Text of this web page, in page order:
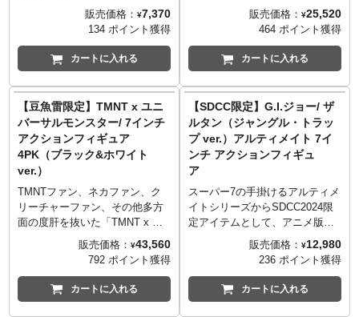
ズアイテムを展開するメーカー
「スーパー7」。スタート当初、
80年前後に企画され幻となって
しまったフィギュアを復活させ
たリ・アクションシリーズ。現
在はオールドフィギュアの風合
いをあえて残し、初立体化を含
む様々なライセンスアイテムを
現代に蘇らせている。まさにセ
ンスの光る"今"注目のメーカ
ー。
インスパイアを受け、現代版に
ブラッシュアップ。懐かしい
1980年代のTOYスタイルとして
アレンジされた、オールド感が
公式でオープニングが公開され
ておりますので、宇宙、サイボ
ーグ、ロックとカオティックな
世界観に漂う80年代感がたまら
ないオープニング映像をぜひ体
験してみてください。
アパレル、ソフビ、フィギュア
などレトロポップなデザイナー
ズアイテムを展開するメーカー
「スーパー7」。スタート当初、
1980年代のTOYスタイルとして
アレンジされた、オールド感が
たまらないカラーも注目です。
公式でオープニングが公開され
ーグ、ロックとカオティックな
世界観に漂う80年代感がたまら
ないオープニング映像をぜひ体
験してみてください。
※スーパー7…
アパレル、ソフビ、フィギュア
ズアイテムを展開するメーカー
「スーパー7」。スタート当初、
80年前後に企画され幻となって
しまったフィギュアを復活させ
ータント・タートルズ：ミュー
タント・パニック！』の続編の
アニメーション『テイルズ・オ
ブ・ザ・ミュータント・タート
ルズ』から、スポーツタイプの
がタートルズフィギュアを古く
から手掛けるプレイメイツか
ら、4.6インチのフィギュアとな
って登場です。『ミュータン
ト・タートルズ：ミュータン
ト・パニック！』版とは異なる
スポーツタイプのバイクにフル
フェイスヘルメット姿のラファ
エロ。バイクはライトが発射す
販売価格： ¥7,370
134 ポイント獲得
カートに入れる
1991年に公開された実写版映画
2作目となる『ミュータント・ニ
ンジャ・タートルズ2』から、本
編には登場しなかったものの当
Returns」で登場したシュレッダ
ーの玉座を立体化！このマニア
ック度高めなアイテムはネカの
タートルズ愛を証明します！ス
クラップで作られた玉座って時
点で最高ですね。
※入荷数の減数などによりご予
約をキャンセル頂く場合や、分
ます。またパッケージは輸送用
となりますため、パッケージに
多少の傷やダメージがある場合
もございます。
販売価格： ¥25,520
464 ポイント獲得
カートに入れる
【豆魚雷限定】TMNT x ユニ
バーサルモンスター/ 7インチ
アクションフィギュア
4PK（ブラック&ホワイト
ver.）
TMNTファン、ネカファン、ク
リーチャーファン、その他多方
面の度肝を抜いた「TMNT x ユ
ニバーサルモンスター」シリー
ズ。なんとユニバーサルモンス
ターが白黒映画だったことに合
わせて銀幕スター的ブラック＆
ホワイトver.となって、タートル
販売価格： ¥43,560
792 ポイント獲得
カートに入れる
【SDCC限定】G.I.ジョー/ ザ
ルタン（ジャングル・トラッ
プ ver.）アルティメイト 7イ
ンチ アクションフィギュ
ア
スーパー7の手掛けるアルティメ
イトシリーズからSDCC2024限
定アイテムとして、アニメ版
『G.I.ジョー』から変装の達人
ザルタンがラインナップ。こち
らは限定版としてシーズン1の
EP10「Jungle Trap」からイン
スパイアされ、冒頭で蛇使いに
販売価格： ¥12,980
236 ポイント獲得
カートに入れる